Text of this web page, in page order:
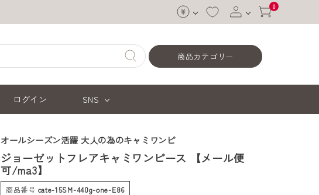
会員登録
0
商品カテゴリー
ログイン SNS
オールシーズン活躍 大人の為のキャミワンピ
ジョーゼットフレアキャミワンピース 【メール便
可/ma3】
商品番号 cate-15SM-440g-one-E86